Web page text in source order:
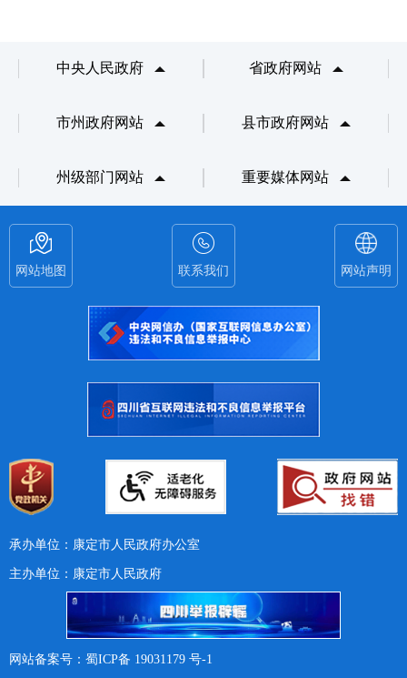
中央人民政府 省政府网站
市州政府网站 县市政府网站
州级部门网站 重要媒体网站
网站地图 联系我们 网站声明
承办单位：康定市人民政府办公室
主办单位：康定市人民政府
网站备案号：蜀ICP备 19031179 号-1